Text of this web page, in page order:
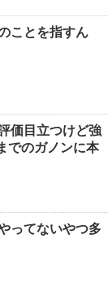
ことを指すん
価目立つけど強
でのガノンに本
ってないやつ多